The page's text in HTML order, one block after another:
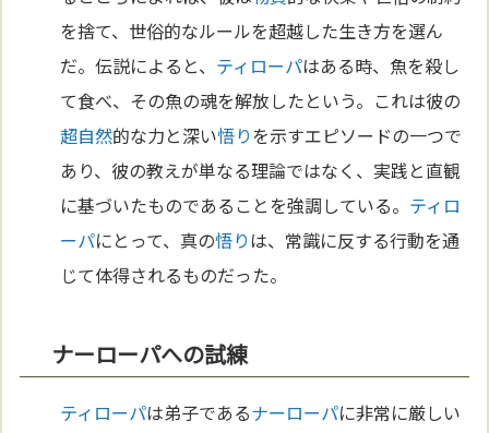
を捨て、世俗的なルールを超越した生き方を選ん
だ。伝説によると、 ティローパはある時、魚を殺し
て食べ、その魚の魂を解放したという。これは彼の
超自然的な力と深い悟りを示すエピソードの一つで
あり、彼の教えが単なる理論ではなく、実践と直観
に基づいたものであることを強調している。 ティロ
ーパにとって、真の悟りは、常識に反する行動を通
じて体得されるものだった。
ナーローパへの試練
ティローパは弟子であるナーローパに非常に厳しい